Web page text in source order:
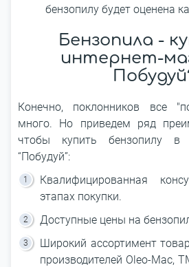
бензопилу будет оценена
Бензопила -
интернет-
Конечно, поклонников все
много. Но приведем ряд
чтобы купить бензопилу в
“Побудуй”:
Квалифицированная
этапах покупки.
Доступные цены на
Широкий ассортимент
производителей Oleo-Mac,